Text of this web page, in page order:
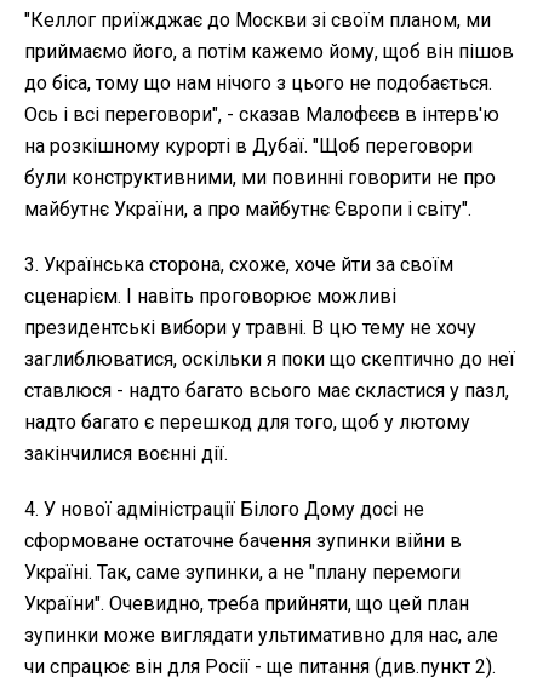
"Келлог приїжджає до Москви зі своїм планом, ми
приймаємо його, а потім кажемо йому, щоб він пішов
до біса, тому що нам нічого з цього не подобається.
Ось і всі переговори", - сказав Малофєєв в інтерв'ю
на розкішному курорті в Дубаї. "Щоб переговори
були конструктивними, ми повинні говорити не про
майбутнє України, а про майбутнє Європи і світу".
3. Українська сторона, схоже, хоче йти за своїм
сценарієм. І навіть проговорює можливі
президентські вибори у травні. В цю тему не хочу
заглиблюватися, оскільки я поки що скептично до неї
ставлюся - надто багато всього має скластися у пазл,
надто багато є перешкод для того, щоб у лютому
закінчилися воєнні дії.
4. У нової адміністрації Білого Дому досі не
сформоване остаточне бачення зупинки війни в
Україні. Так, саме зупинки, а не "плану перемоги
України". Очевидно, треба прийняти, що цей план
зупинки може виглядати ультимативно для нас, але
чи спрацює він для Росії - ще питання (див.пункт 2).